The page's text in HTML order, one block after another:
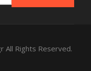
All Rights Reserved.